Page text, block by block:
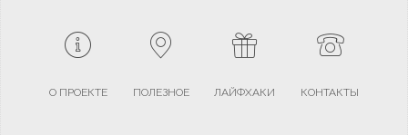
О ПРОЕКТЕ ПОЛЕЗНОЕ ЛАЙФХАКИ КОНТАКТЫ